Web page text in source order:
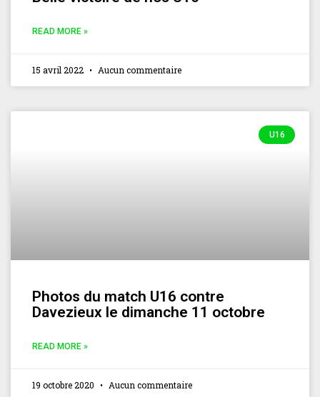
READ MORE »
15 avril 2022 Aucun commentaire
U16
Photos du match U16 contre
Davezieux ‌le dimanche 11 octobre
READ MORE »
19 octobre 2020 Aucun commentaire